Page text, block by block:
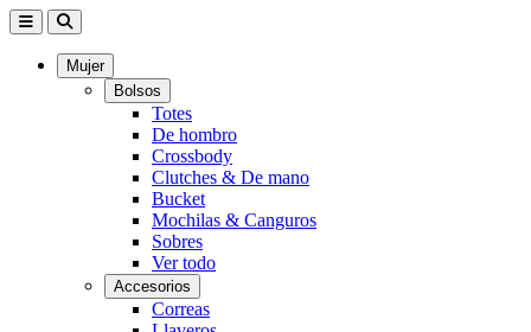
Mujer
Bolsos
Totes
De hombro
Crossbody
Clutches & De mano
Bucket
Mochilas & Canguros
Sobres
Ver todo
Accesorios
Correas